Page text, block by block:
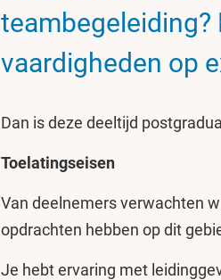
teambegeleiding?
vaardigheden op
Dan is deze deeltijd
Toelatingseisen
Van deelnemers verwachten
opdrachten hebben op dit
Je hebt ervaring met